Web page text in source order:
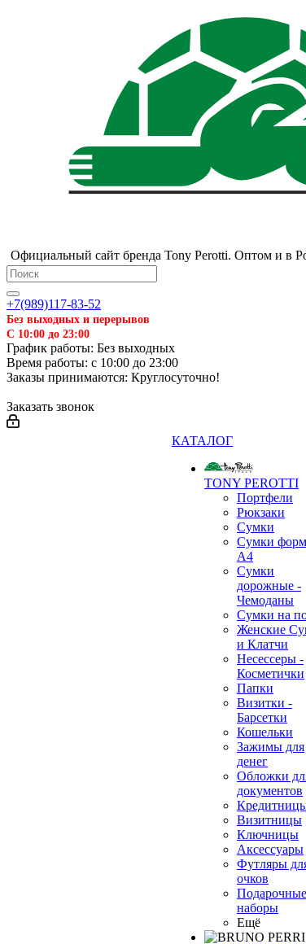
Официальный сайт бренда Tony Perotti. Оптом и в
+7(989)117-83-52
Без выходных и перерывов
С 10:00 до 23:00
График работы: Без выходных
Время работы: с 10:00 до 23:00
Заказы принимаются: Круглосуточно!
Заказать звонок
КАТАЛОГ
TONY PEROTTI
Портфели
Рюкзаки
Сумки
Сумки
А4
Сумки
дорожные -
Чемоданы
Сумки на
Женские
и Клатчи
Несессеры -
Косметички
Папки
Визитки -
Барсетки
Кошельки
Зажимы для
денег
Обложки
документов
Визитницы
Ключницы
Аксессуары
Футляры
очков
Подарочные
наборы
Ещё